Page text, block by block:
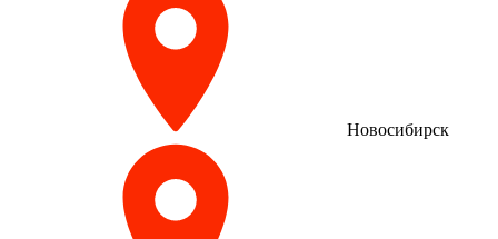
Новосибирск